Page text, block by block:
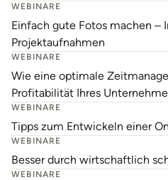
WEBINARE
Einfach gute Fotos machen ‒
Projektaufnahmen
WEBINARE
Wie eine optimale
Profitabilität Ihres
WEBINARE
Tipps zum Entwickeln einer
WEBINARE
Besser durch wirtschaftlich
WEBINARE